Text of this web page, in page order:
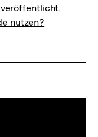
veröffentlicht.
nutzen?